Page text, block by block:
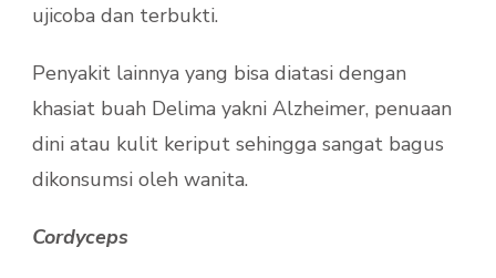
ujicoba dan terbukti.
Penyakit lainnya yang bisa diatasi dengan
khasiat buah Delima yakni Alzheimer, penuaan
dini atau kulit keriput sehingga sangat bagus
dikonsumsi oleh wanita.
Cordyceps